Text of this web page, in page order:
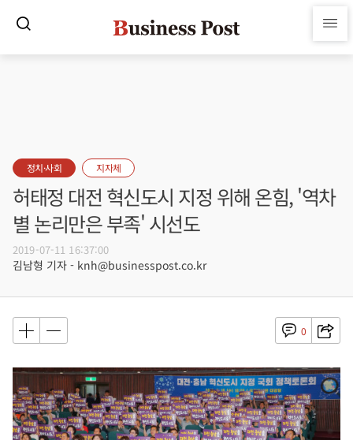
정치·사회 지자체
허태정 대전 혁신도시 지정 위해 온힘, '역차
별 논리만은 부족' 시선도
2019-07-11 16:37:00
김남형 기자 - knh@businesspost.co.kr
0